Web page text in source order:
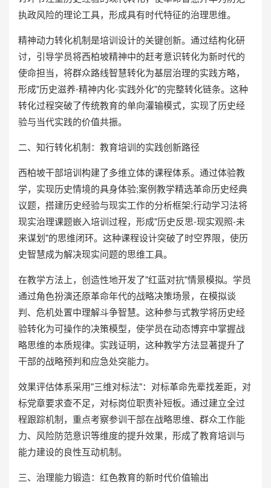
执政风险的理论工具，形成具有时代特征的治理思维。
精神动力转化机制是培训设计的关键创新。通过结构化研
讨，引导学员将西柏坡精神中的赶考意识转化为新时代的
使命担当，将群众路线智慧转化为基层治理的实践方略，
形成"历史滋养-精神内化-实践外化"的完整转化链条。这种
转化过程突破了传统教育的单向灌输模式，实现了历史经
验与当代实践的价值共振。
二、知行转化机制：教育培训的实践创新路径
西柏坡干部培训构建了多维立体的课程体系。通过体验教
学，实现历史情境的具身体验;案例教学精选革命历史经典
议题，搭建历史经验与现实工作的分析框架;行动学习法将
现实治理课题嵌入培训过程，形成"历史反思-现实观照-未
来谋划"的思维闭环。这种课程设计突破了时空界限，使历
史智慧成为解决现实问题的思维工具。
在教学方法上，创造性地开发了"红蓝对抗"情景模拟。学员
通过角色扮演还原革命年代的战略决策场景，在模拟谈
判、危机处置中理解斗争智慧。这种参与式教学将历史经
验转化为可操作的决策模型，使学员在动态博弈中掌握战
略思维的本质规律。实践证明，这种教学方法显著提升了
干部的战略预判和应急处突能力。
效果评估体系采用"三维对标法"：对标革命先辈找差距，对
标党章要求查不足，对标岗位职责补短板。通过建立全过
程跟踪机制，重点考察参训干部在战略思维、群众工作能
力、风险防范意识等维度的提升效果，形成了教育培训与
能力建设的良性互动机制。
三、治理能力锻造：红色教育的新时代价值输出